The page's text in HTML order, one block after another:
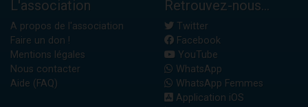
L'association
A propos de l'association
Faire un don !
Mentions légales
Nous contacter
Aide (FAQ)
Retrouvez-nous...
Twitter
Facebook
YouTube
WhatsApp
WhatsApp Femmes
Application iOS